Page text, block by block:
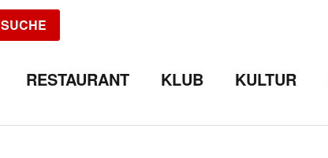
SUCHE
RESTAURANT KLUB KULTUR